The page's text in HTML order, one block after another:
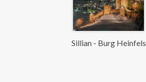
Sillian - Burg Heinfels